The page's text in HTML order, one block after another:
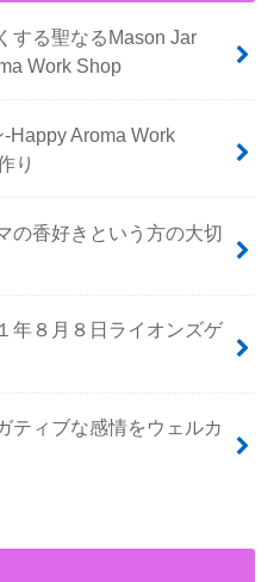
する聖なるMason Jar
Work Shop
Happy Aroma Work
り
の香好きという方の大切
年８月８日ライオンズゲ
ィブな感情をウェルカ